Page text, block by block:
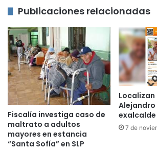
Publicaciones relacionadas
Fiscalía investiga caso de
maltrato a adultos
mayores en estancia
“Santa Sofía” en SLP
Localizan
Alejandro
7 de